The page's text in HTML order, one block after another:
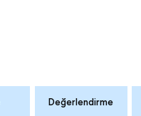
Değerlendirme